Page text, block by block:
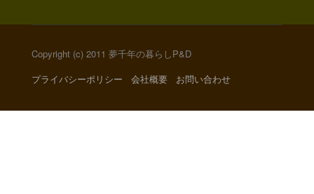
Copyright (c) 2011 夢千年の暮らしP&D
プライバシーポリシー
会社概要 お問い合わせ